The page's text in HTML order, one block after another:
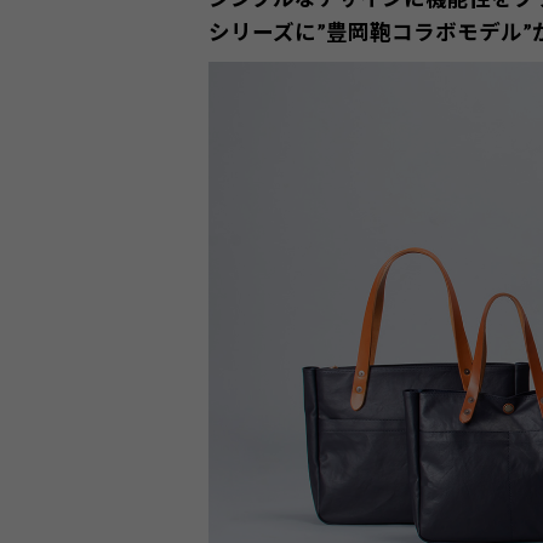
シリーズに”豊岡鞄コラボモデル”